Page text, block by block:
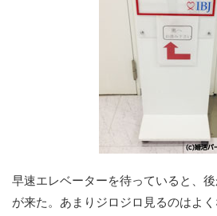
早速エレベーターを待っていると、
が来た。あまりジロジロ見るのはよ